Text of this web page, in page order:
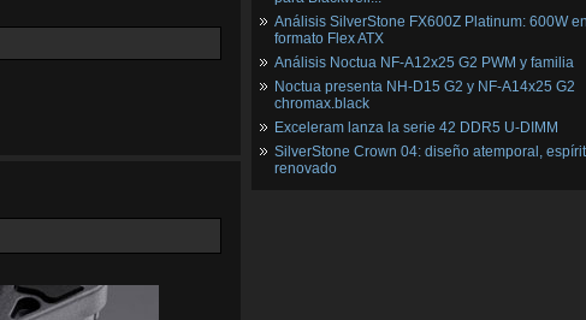
Análisis SilverStone FX600Z Platinum: 600W
formato Flex ATX
Análisis Noctua NF-A12x25 G2 PWM y familia
Noctua presenta NH-D15 G2 y NF-A14x25 G2
chromax.black
Exceleram lanza la serie 42 DDR5 U-DIMM
SilverStone Crown 04: diseño atemporal,
renovado